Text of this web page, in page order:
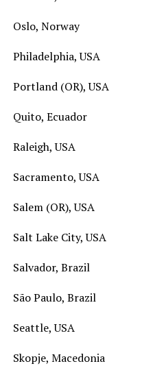
Oslo, Norway
Philadelphia, USA
Portland (OR), USA
Quito, Ecuador
Raleigh, USA
Sacramento, USA
Salem (OR), USA
Salt Lake City, USA
Salvador, Brazil
São Paulo, Brazil
Seattle, USA
Skopje, Macedonia